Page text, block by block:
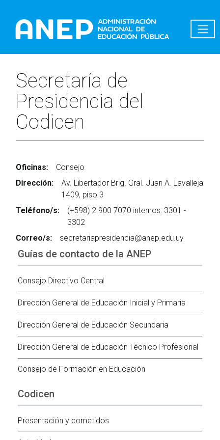
Secretaría de
Presidencia del
Codicen
Oficinas:
Consejo
Dirección:
Av. Libertador Brig. Gral. Juan A. Lavalleja
1409, piso 3
Teléfono/s:
(+598) 2 900 7070 internos: 3301 -
3302
Correo/s:
secretariapresidencia@anep.edu.uy
Guías de contacto de la ANEP
Consejo Directivo Central
Dirección General de Educación Inicial y Primaria
Dirección General de Educación Secundaria
Dirección General de Educación Técnico Profesional
Consejo de Formación en Educación
Codicen
Presentación y cometidos